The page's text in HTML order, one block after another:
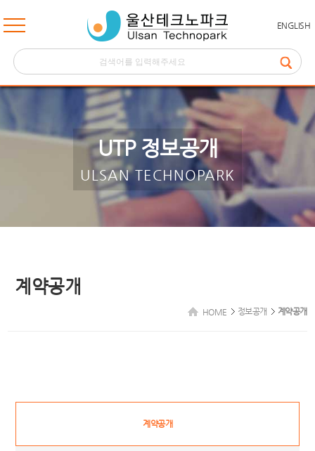
ENGLISH
UTP 정보공개
ULSAN TECHNOPARK
계약공개
HOME 정보공개 계약공개
계약공개